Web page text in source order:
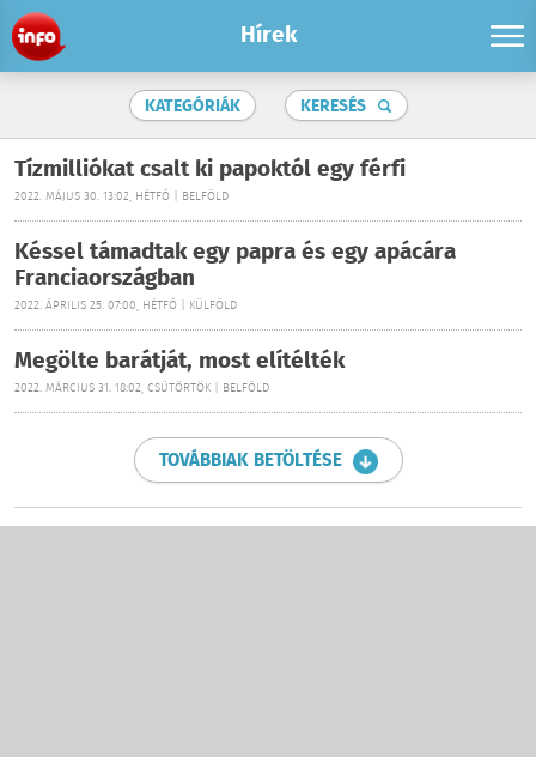
Hírek
KATEGÓRIÁK KERESÉS
Tízmilliókat csalt ki papoktól egy férfi
2022. MÁJUS 30. 13:02, HÉTFŐ | BELFÖLD
Késsel támadtak egy papra és egy apácára
Franciaországban
2022. ÁPRILIS 25. 07:00, HÉTFŐ | KÜLFÖLD
Megölte barátját, most elítélték
2022. MÁRCIUS 31. 18:02, CSÜTÖRTÖK | BELFÖLD
TOVÁBBIAK BETÖLTÉSE